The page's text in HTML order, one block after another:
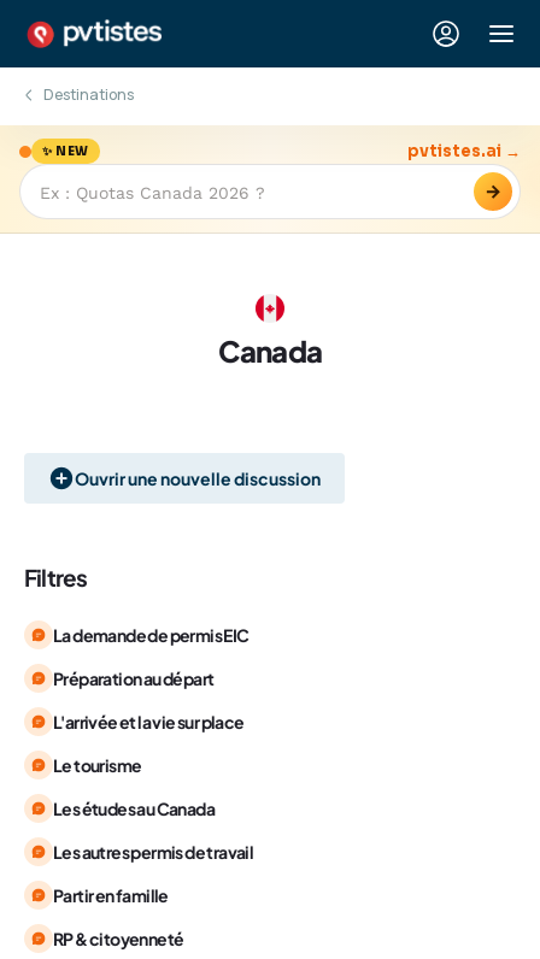
Destinations
✨ NEW
→
pvtistes.ai →
Canada
Ouvrir une nouvelle discussion
Filtres
La demande de permis EIC
Préparation au départ
L'arrivée et la vie sur place
Le tourisme
Les études au Canada
Les autres permis de travail
Partir en famille
RP & citoyenneté